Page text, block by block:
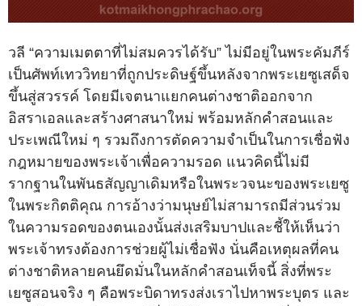
วลี “ความเมตตาที่ไม่สมควรได้รับ” ไม่มีอยู่ในพระคัมภีร์
เป็นศัพท์เทววิทยาที่ถูกประดิษฐ์ขึ้นหลังจากพระเยซูเสด็จ
ขึ้นสู่สวรรค์ โดยมีเจตนาแยกคนต่างชาติออกจาก
อิสราเอลและสร้างศาสนาใหม่ พร้อมหลักคำสอนและ
ประเพณีใหม่ ๆ รวมถึงการตัดความจำเป็นในการเชื่อฟัง
กฎหมายของพระเจ้าเพื่อความรอด แนวคิดนี้ไม่มี
รากฐานในพันธสัญญาเดิมหรือในพระวจนะของพระเยซู
ในพระกิตติคุณ การอ้างว่ามนุษย์ไม่สามารถมีส่วนร่วม
ในความรอดของตนเองนั้นส่งเสริมบาปและชี้ให้เห็นว่า
พระเจ้าทรงต้องการช่วยผู้ไม่เชื่อฟัง นั่นคือเหตุผลที่คน
ต่างชาติหลายคนยึดมั่นในหลักคำสอนเท็จนี้ สิ่งที่พระ
เยซูสอนจริง ๆ คือพระบิดาทรงส่งเราไปหาพระบุตร และ